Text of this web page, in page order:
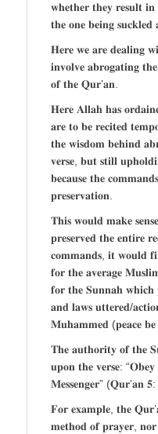
𝐰𝐡𝐞𝐭𝐡𝐞𝐫 𝐭𝐡𝐞𝐲 𝐫𝐞𝐬𝐮𝐥𝐭
𝐭𝐡𝐞 𝐨𝐧𝐞 𝐛𝐞𝐢𝐧𝐠 𝐬𝐮𝐜𝐤𝐥𝐞𝐝
𝐇𝐞𝐫𝐞 𝐰𝐞 𝐚𝐫𝐞 𝐝𝐞𝐚𝐥𝐢𝐧𝐠
𝐢𝐧𝐯𝐨𝐥𝐯𝐞 𝐚𝐛𝐫𝐨𝐠𝐚𝐭𝐢𝐧𝐠
𝐨𝐟 𝐭𝐡𝐞 𝐐𝐮𝐫’𝐚𝐧.
𝐇𝐞𝐫𝐞 𝐀𝐥𝐥𝐚𝐡 𝐡𝐚𝐬
𝐚𝐫𝐞 𝐭𝐨 𝐛𝐞 𝐫𝐞𝐜𝐢𝐭𝐞𝐝
𝐭𝐡𝐞 𝐰𝐢𝐬𝐝𝐨𝐦 𝐛𝐞𝐡𝐢𝐧𝐝
𝐯𝐞𝐫𝐬𝐞, 𝐛𝐮𝐭 𝐬𝐭𝐢𝐥𝐥
𝐛𝐞𝐜𝐚𝐮𝐬𝐞 𝐭𝐡𝐞
𝐩𝐫𝐞𝐬𝐞𝐫𝐯𝐚𝐭𝐢𝐨𝐧.
𝐓𝐡𝐢𝐬 𝐰𝐨𝐮𝐥𝐝 𝐦𝐚𝐤𝐞
𝐩𝐫𝐞𝐬𝐞𝐫𝐯𝐞𝐝 𝐭𝐡𝐞 𝐞𝐧𝐭𝐢𝐫𝐞
𝐜𝐨𝐦𝐦𝐚𝐧𝐝𝐬, 𝐢𝐭 𝐰𝐨𝐮𝐥𝐝
𝐟𝐨𝐫 𝐭𝐡𝐞 𝐚𝐯𝐞𝐫𝐚𝐠𝐞
𝐟𝐨𝐫 𝐭𝐡𝐞 𝐒𝐮𝐧𝐧𝐚𝐡 𝐰𝐡𝐢𝐜𝐡
𝐚𝐧𝐝 𝐥𝐚𝐰𝐬 𝐮𝐭𝐭𝐞𝐫𝐞𝐝/
𝐌𝐮𝐡𝐚𝐦𝐦𝐞𝐝 (𝐩𝐞𝐚𝐜𝐞 𝐛𝐞
𝐓𝐡𝐞 𝐚𝐮𝐭𝐡𝐨𝐫𝐢𝐭𝐲 𝐨𝐟 𝐭𝐡𝐞
𝐮𝐩𝐨𝐧 𝐭𝐡𝐞 𝐯𝐞𝐫𝐬𝐞:
𝐌𝐞𝐬𝐬𝐞𝐧𝐠𝐞𝐫” (𝐐𝐮𝐫’𝐚𝐧 𝟓:
𝐅𝐨𝐫 𝐞𝐱𝐚𝐦𝐩𝐥𝐞, 𝐭𝐡𝐞
𝐦𝐞𝐭𝐡𝐨𝐝 𝐨𝐟 𝐩𝐫𝐚𝐲𝐞𝐫,